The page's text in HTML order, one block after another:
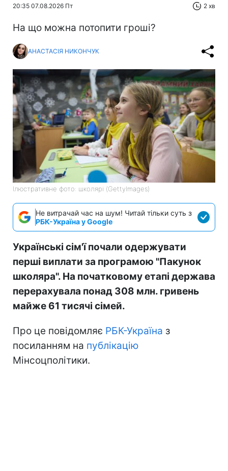
20:35 07.08.2026 Пт 2 хв
На що можна потопити гроші?
АНАСТАСІЯ НИКОНЧУК
Ілюстративне фото: школярі (GettyImages)
Не витрачай час на шум! Читай тільки суть з
РБК-Україна у Google
Українські сім'ї почали одержувати
перші виплати за програмою "Пакунок
школяра". На початковому етапі держава
перерахувала понад 308 млн. гривень
майже 61 тисячі сімей.
Про це повідомляє РБК-Україна з
посиланням на публікацію
Мінсоцполітики.